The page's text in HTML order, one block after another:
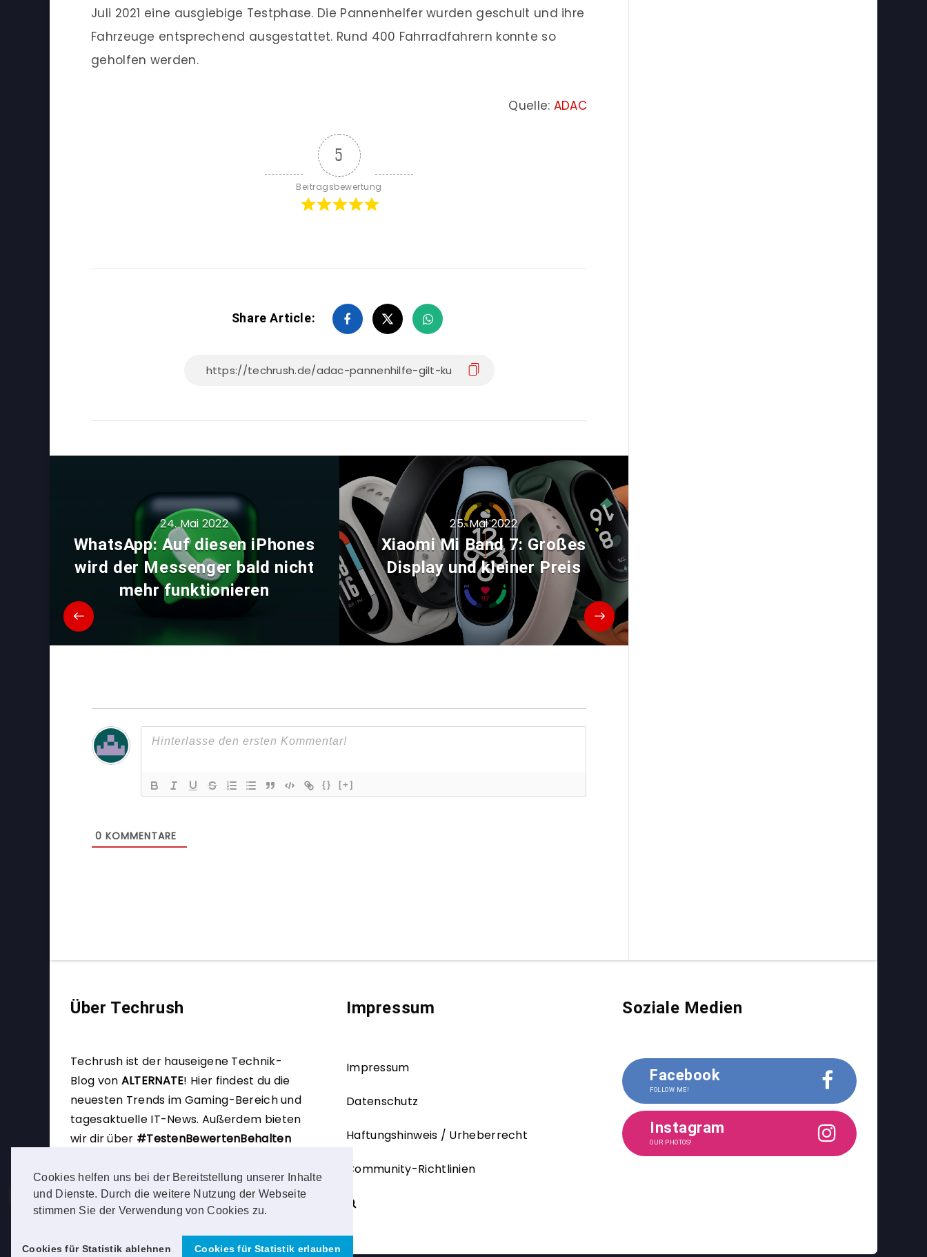
Cookies helfen uns bei der Bereitstellung unserer Inhalte
und Dienste. Durch die weitere Nutzung der Webseite
stimmen Sie der Verwendung von Cookies zu.
Cookies für Statistik ablehnen Cookies für Statistik erlauben
Juli 2021 eine ausgiebige Testphase. Die Pannenhelfer wurden geschult und ihre
Fahrzeuge entsprechend ausgestattet. Rund 400 Fahrradfahrern konnte so
geholfen werden.
Quelle: ADAC
5
Beitragsbewertung
Share Article:
24. Mai 2022
WhatsApp: Auf diesen iPhones
wird der Messenger bald nicht
mehr funktionieren
25. Mai 2022
Xiaomi Mi Band 7: Großes
Display und kleiner Preis
{} [+]
0 KOMMENTARE
Über Techrush
Techrush ist der hauseigene Technik-
Blog von ALTERNATE! Hier findest du die
neuesten Trends im Gaming-Bereich und
tagesaktuelle IT-News. Außerdem bieten
wir dir über #TestenBewertenBehalten
werden.
Impressum
Impressum
Datenschutz
Haftungshinweis / Urheberrecht
Community-Richtlinien
Soziale Medien
Facebook
FOLLOW ME!
Instagram
OUR PHOTOS!